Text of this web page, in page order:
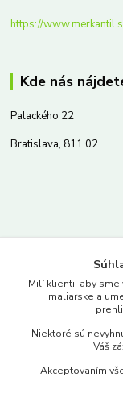
https://
Kde nás
Palackého 22
Bratislava, 811 02
www.merkantil.sk
Pondelok-Piatok: 9.00-
Milí klienti, aby
maliarske a
Niektoré sú
Váš
Akceptovaním